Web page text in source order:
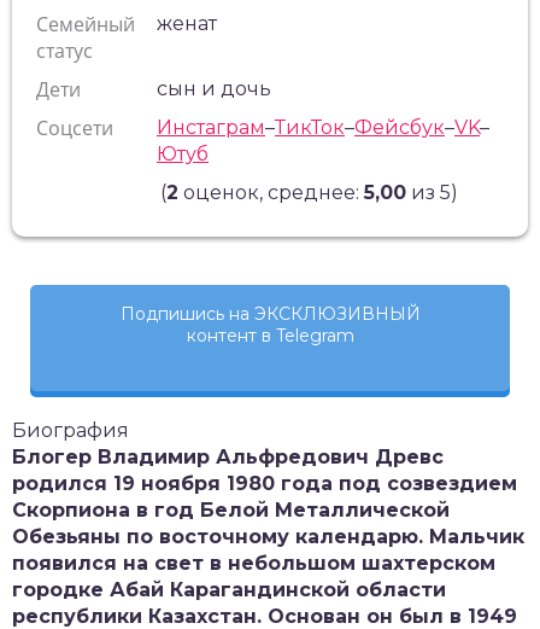
Семейный
статус
женат
Дети сын и дочь
Соцсети Инстаграм–ТикТок–Фейсбук–VK–
Ютуб
(2 оценок, среднее:5,00из 5)
Подпишись на ЭКСКЛЮЗИВНЫЙ
контент в Telegram
Биография
Блогер Владимир Альфредович Древс
родился 19 ноября 1980 года под созвездием
Скорпиона в год Белой Металлической
Обезьяны по восточному календарю. Мальчик
появился на свет в небольшом шахтерском
городке Абай Карагандинской области
республики Казахстан. Основан он был в 1949